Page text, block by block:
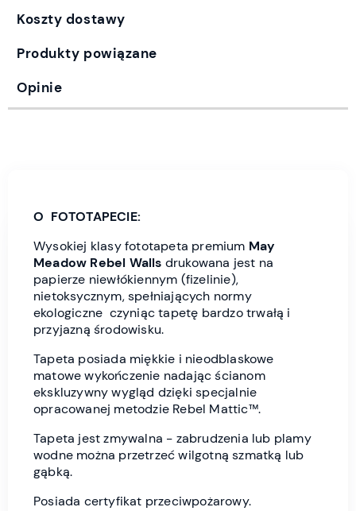
Koszty dostawy
Produkty powiązane
Opinie
O FOTOTAPECIE:
Wysokiej klasy fototapeta premium May
Meadow Rebel Walls drukowana jest na
papierze niewłókiennym (fizelinie),
nietoksycznym, spełniających normy
ekologiczne czyniąc tapetę bardzo trwałą i
przyjazną środowisku.
Tapeta posiada miękkie i nieodblaskowe
matowe wykończenie nadając ścianom
ekskluzywny wygląd dzięki specjalnie
opracowanej metodzie Rebel Mattic™.
Tapeta jest zmywalna - zabrudzenia lub plamy
wodne można przetrzeć wilgotną szmatką lub
gąbką.
Posiada certyfikat przeciwpożarowy.